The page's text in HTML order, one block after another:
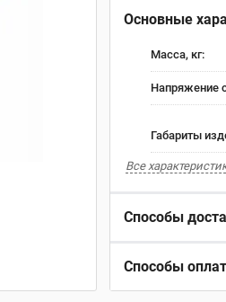
Основные
Масса, кг:
Напряжение
Габариты
Все
Способы
Способы